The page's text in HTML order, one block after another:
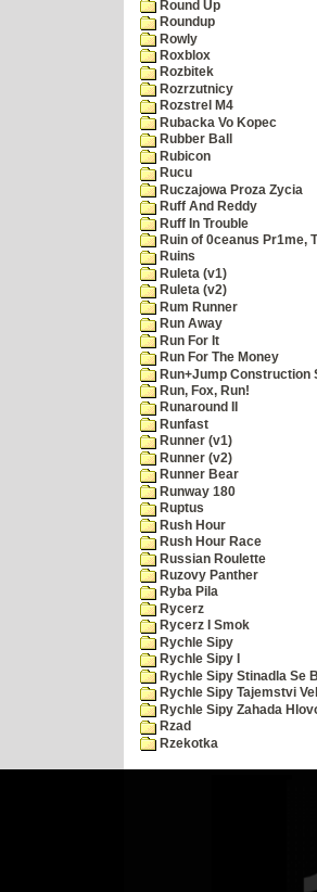
Round Up
Roundup
Rowly
Roxblox
Rozbitek
Rozrzutnicy
Rozstrel M4
Rubacka Vo Kopec
Rubber Ball
Rubicon
Rucu
Ruczajowa Proza Zycia
Ruff And Reddy
Ruff In Trouble
Ruin of 0ceanus Pr1me,
Ruins
Ruleta (v1)
Ruleta (v2)
Rum Runner
Run Away
Run For It
Run For The Money
Run+Jump Construction
Run, Fox, Run!
Runaround II
Runfast
Runner (v1)
Runner (v2)
Runner Bear
Runway 180
Ruptus
Rush Hour
Rush Hour Race
Russian Roulette
Ruzovy Panther
Ryba Pila
Rycerz
Rycerz I Smok
Rychle Sipy
Rychle Sipy I
Rychle Sipy Stinadla Se
Rychle Sipy Tajemstvi
Rychle Sipy Zahada
Rzad
Rzekotka